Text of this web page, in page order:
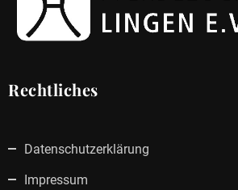
Rechtliches
Datenschutzerklärung
Impressum